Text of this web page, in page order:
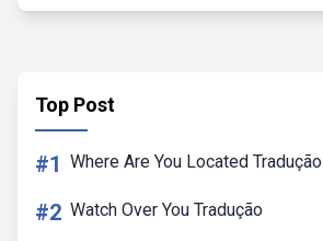
Top Post
#1 Where Are You Located Tradução
#2 Watch Over You Tradução